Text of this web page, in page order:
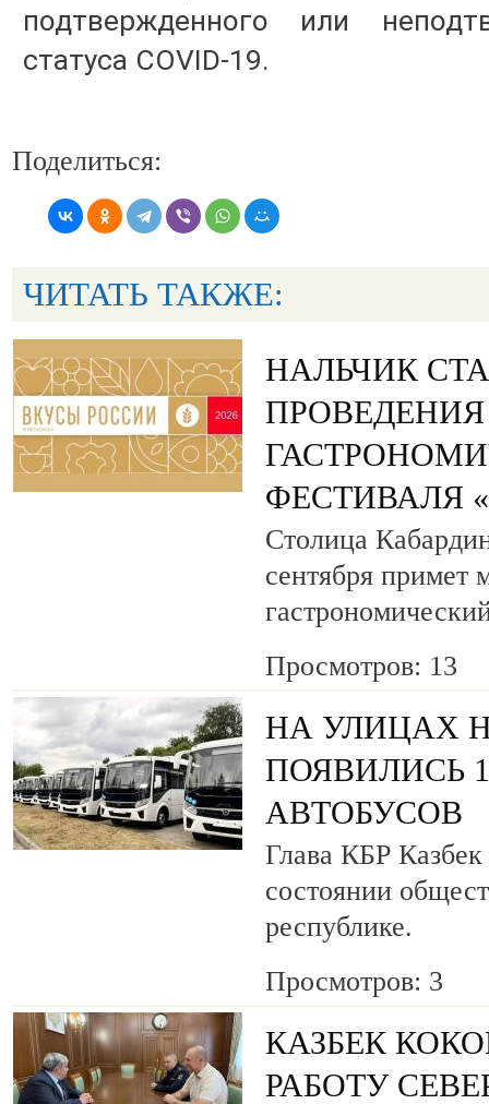
подтвержденного или
статуса COVID-19.
Поделиться:
ЧИТАТЬ ТАКЖЕ:
НАЛЬЧИК
ПРОВЕДЕНИЯ
ФЕСТИВАЛЯ
Столица
сентября примет
Просмотров: 13
НА УЛИЦАХ
ПОЯВИЛИСЬ
АВТОБУСОВ
Глава КБР
состоянии
республике.
Просмотров: 3
КАЗБЕК
РАБОТУ